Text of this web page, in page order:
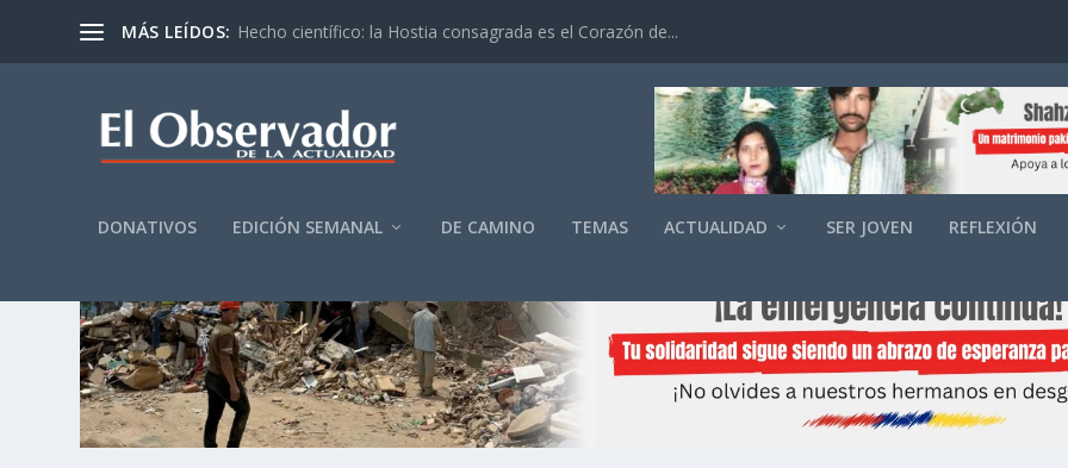
MÁS LEÍDOS: Hecho científico: la Hostia consagrada es el Corazón de...
DONATIVOS EDICIÓN SEMANAL DE CAMINO TEMAS ACTUALIDAD SER JOVEN REFLEXIÓN